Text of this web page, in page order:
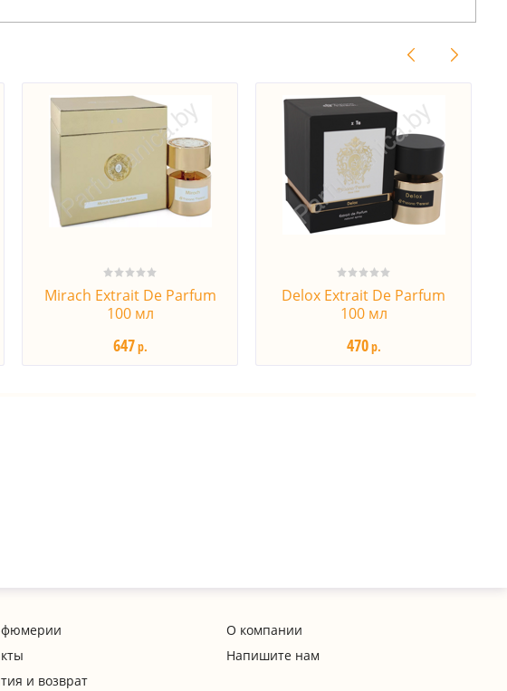
Mirach Extrait De Parfum
100 мл
647р.
Delox Extrait De Parfum
100 мл
470р.
О компании
Напишите нам
и возврат